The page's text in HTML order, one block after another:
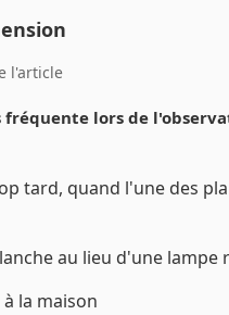
l'article
fréquente lors de
tard, quand l'une des
au lieu d'une lampe
la maison